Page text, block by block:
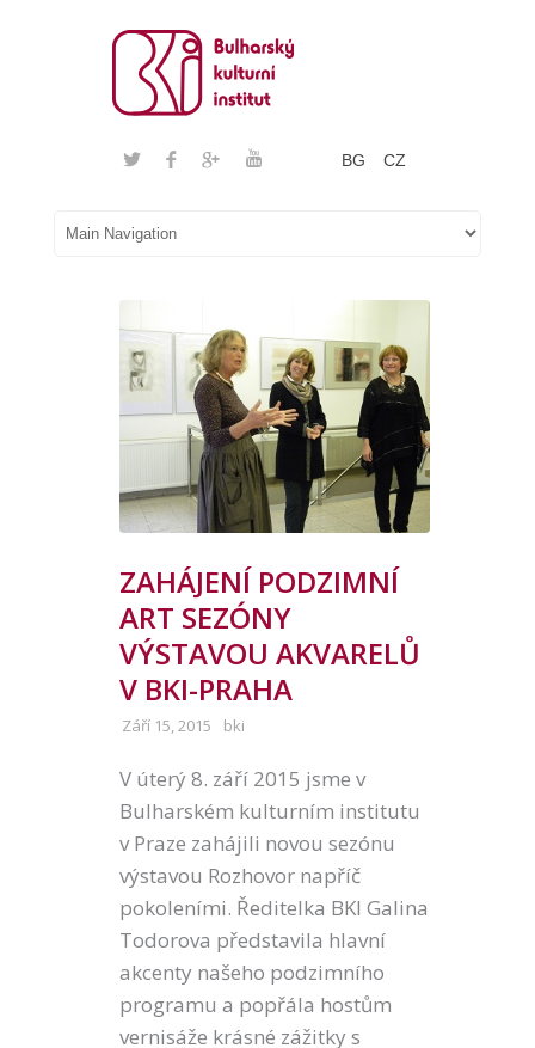
BG CZ
ZAHÁJENÍ PODZIMNÍ
ART SEZÓNY
VÝSTAVOU AKVARELŮ
V BKI-PRAHA
Září 15, 2015 bki
V úterý 8. září 2015 jsme v
Bulharském kulturním institutu
v Praze zahájili novou sezónu
výstavou Rozhovor napříč
pokoleními. Ředitelka BKI Galina
Todorova představila hlavní
akcenty našeho podzimního
programu a popřála hostům
vernisáže krásné zážitky s